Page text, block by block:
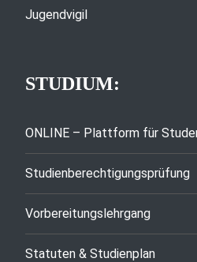
Jugendvigil
STUDIUM:
ONLINE – Plattform für
Studienberechtigungsprüfung
Vorbereitungslehrgang
Statuten & Studienplan